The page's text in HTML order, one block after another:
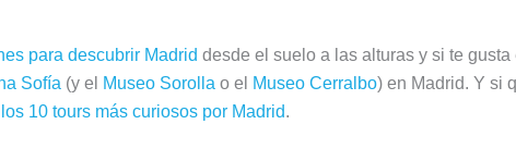
para descubrir Madrid desde el suelo a las alturas y si te
Sofía (y el Museo Sorolla o el Museo Cerralbo) en Madrid. Y si
los 10 tours más curiosos por Madrid.